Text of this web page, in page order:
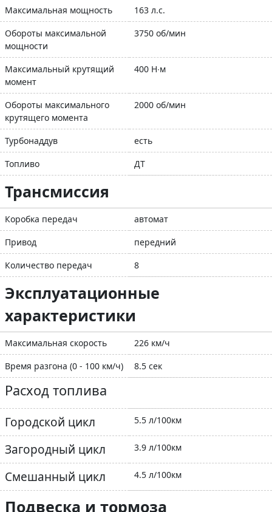
Максимальная мощность
163 л.с.
Обороты максимальной
мощности
3750 об/мин
Максимальный крутящий
момент
400 Н∙м
Обороты максимального
крутящего момента
2000 об/мин
Турбонаддув
есть
Топливо
ДТ
Трансмиссия
Коробка передач
автомат
Привод
передний
Количество передач
8
Эксплуатационные
характеристики
Максимальная скорость
226 км/ч
Время разгона (0 - 100 км/ч)
8.5 сек
Расход топлива
Городской цикл 5.5 л/100км
Загородный цикл 3.9 л/100км
Смешанный цикл 4.5 л/100км
Подвеска и тормоза